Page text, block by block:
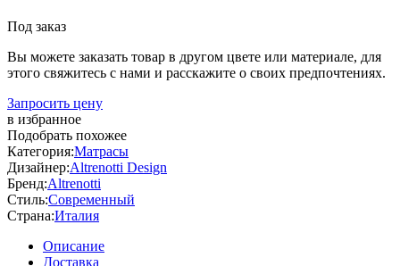
Под заказ
Вы можете заказать товар в другом цвете или материале, для
этого свяжитесь с нами и расскажите о своих предпочтениях.
Запросить цену
в избранное
Подобрать похожее
Категория:Матрасы
Дизайнер:Altrenotti Design
Бренд:Altrenotti
Стиль:Современный
Страна:Италия
Описание
Доставка